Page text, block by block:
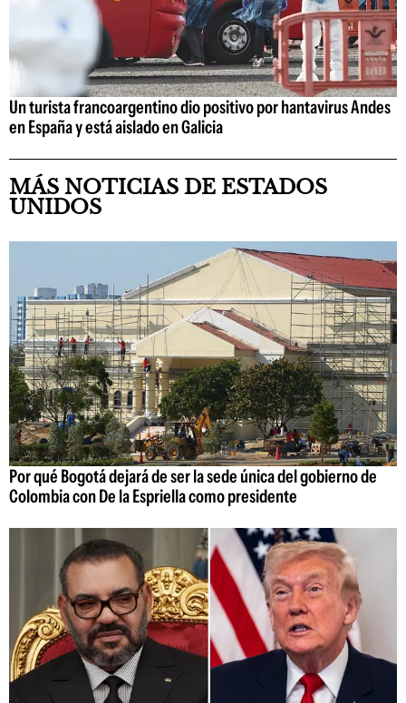
Un turista francoargentino dio positivo por hantavirus Andes
en España y está aislado en Galicia
MÁS NOTICIAS DE ESTADOS
UNIDOS
Por qué Bogotá dejará de ser la sede única del gobierno de
Colombia con De la Espriella como presidente